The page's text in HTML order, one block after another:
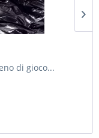
di gioco...